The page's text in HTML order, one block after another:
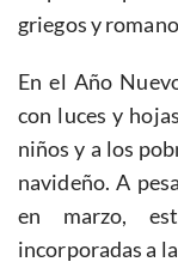
griegos y
En el Año
con luces y
niños y a los
navideño. A
en marzo,
incorporadas a